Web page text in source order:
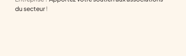
du secteur !